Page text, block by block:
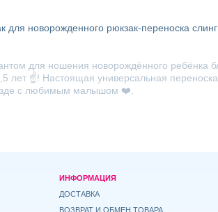
для новорожденного рюкзак-переноска
для ношения новорождённого
лет ☝️! Настоящая универсальная
с любимым малышом ❤️.
ИНФОРМАЦИЯ
ДОСТАВКА
ВОЗВРАТ И ОБМЕН ТОВАРА